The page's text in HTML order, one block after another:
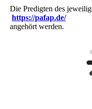
Die Predigten des
https://pafap.de/
angehört werden.